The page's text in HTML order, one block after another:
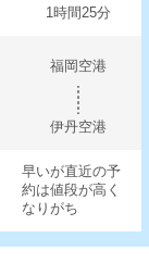
1時間25分
福岡空港
伊丹空港
早いが直近の予
約は値段が高く
なりがち